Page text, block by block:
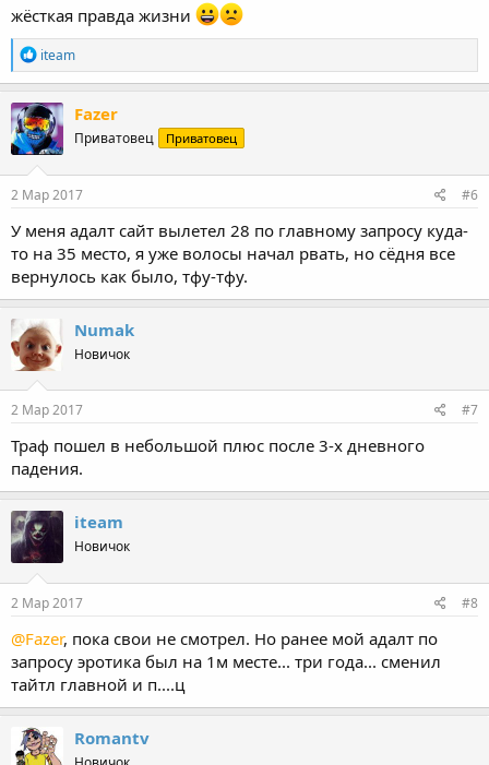
жёсткая правда жизни
Р
е
а
к
ц
и
и
:
iteam
Fazer
Приватовец Приватовец
2 Мар 2017 #6
У меня адалт сайт вылетел 28 по главному запросу куда-
то на 35 место, я уже волосы начал рвать, но сёдня все
вернулось как было, тфу-тфу.
Numak
Новичок
2 Мар 2017 #7
Траф пошел в небольшой плюс после 3-х дневного
падения.
iteam
Новичок
2 Мар 2017 #8
@Fazer, пока свои не смотрел. Но ранее мой адалт по
запросу эротика был на 1м месте... три года... сменил
тайтл главной и п....ц
Romantv